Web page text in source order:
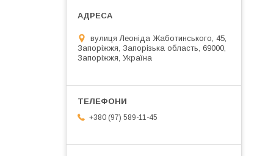
вулиця Леоніда Жаботинського, 45,
Запоріжжя, Запорізька область, 69000,
Запоріжжя, Україна
+380 (97) 589-11-45